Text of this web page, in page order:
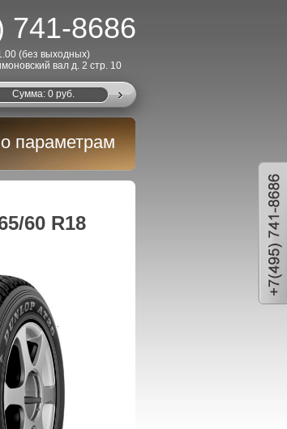
741-8686
(без выходных)
вал д. 2 стр. 10
Cумма: 0руб.
параметрам
60 R18